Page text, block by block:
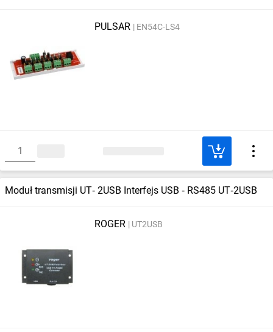
PULSAR EN54C-LS4
Moduł transmisji UT‑ 2USB Interfejs USB ‑ RS485 UT‑2USB
ROGER UT2USB